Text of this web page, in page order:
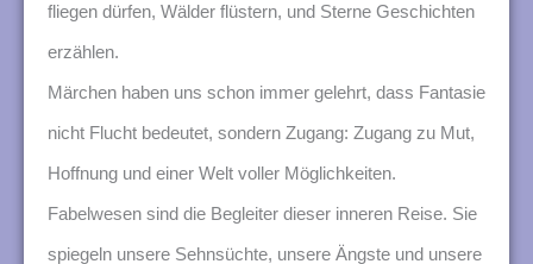
fliegen dürfen, Wälder flüstern, und Sterne Geschichten
erzählen.
Märchen haben uns schon immer gelehrt, dass Fantasie
nicht Flucht bedeutet, sondern Zugang: Zugang zu Mut,
Hoffnung und einer Welt voller Möglichkeiten.
Fabelwesen sind die Begleiter dieser inneren Reise. Sie
spiegeln unsere Sehnsüchte, unsere Ängste und unsere